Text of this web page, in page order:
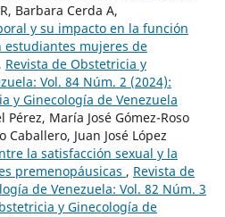
Barbara Cerda A,
y su impacto en la función
estudiantes mujeres de
, Revista de Obstetricia y
Vol. 84 Núm. 2 (2024):
y Ginecología de Venezuela
Pérez, María José Gómez-Roso
Caballero, Juan José López
la satisfacción sexual y la
premenopáusicas , Revista de
de Venezuela: Vol. 82 Núm. 3
y Ginecología de